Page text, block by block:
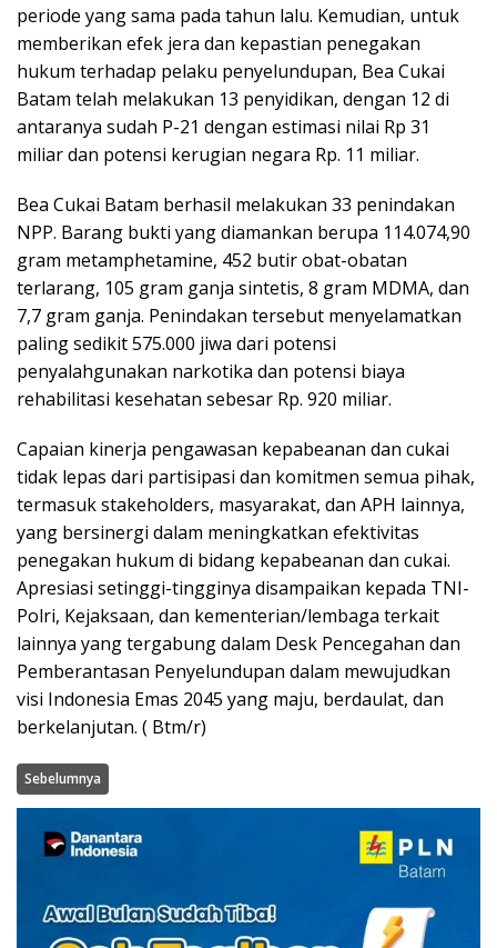
periode yang sama pada tahun lalu. Kemudian, untuk
memberikan efek jera dan kepastian penegakan
hukum terhadap pelaku penyelundupan, Bea Cukai
Batam telah melakukan 13 penyidikan, dengan 12 di
antaranya sudah P-21 dengan estimasi nilai Rp 31
miliar dan potensi kerugian negara Rp. 11 miliar.
Bea Cukai Batam berhasil melakukan 33 penindakan
NPP. Barang bukti yang diamankan berupa 114.074,90
gram metamphetamine, 452 butir obat-obatan
terlarang, 105 gram ganja sintetis, 8 gram MDMA, dan
7,7 gram ganja. Penindakan tersebut menyelamatkan
paling sedikit 575.000 jiwa dari potensi
penyalahgunakan narkotika dan potensi biaya
rehabilitasi kesehatan sebesar Rp. 920 miliar.
Capaian kinerja pengawasan kepabeanan dan cukai
tidak lepas dari partisipasi dan komitmen semua pihak,
termasuk stakeholders, masyarakat, dan APH lainnya,
yang bersinergi dalam meningkatkan efektivitas
penegakan hukum di bidang kepabeanan dan cukai.
Apresiasi setinggi-tingginya disampaikan kepada TNI-
Polri, Kejaksaan, dan kementerian/lembaga terkait
lainnya yang tergabung dalam Desk Pencegahan dan
Pemberantasan Penyelundupan dalam mewujudkan
visi Indonesia Emas 2045 yang maju, berdaulat, dan
berkelanjutan. ( Btm/r)
Sebelumnya